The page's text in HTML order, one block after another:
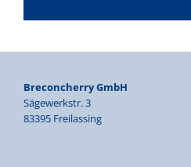
Breconcherry GmbH
Sägewerkstr. 3
83395 Freilassing